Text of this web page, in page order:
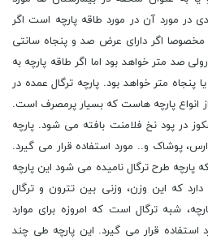
در مورد آن در مورد طاقه پارچه است اگر
مخصوصا اگر دارای عرض صد و پنجاه سانتی
صد متر خواهد بود اما اگر طاقه پارچه به
پنجاه متر خواهد بود. پارچه ترگال عمده در
پارچه هاست که بسیار پرمصرف است.
در پود نخ فلامنت بافته می شود. پارچه
پوشاک و.. مورد استفاده قرار می گیرد.
پارچه طرح ترگال نامیده می شود این پارچه
که این وزن، وزنی بین تترون و ترگال
شبه ترگال است که امروزه برای موارد
قرار می گیرد. این پارچه طی چند